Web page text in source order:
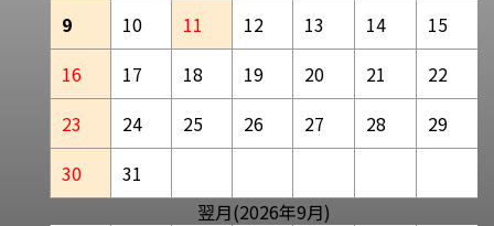
9
10 11 12 13 14
15
16
17 18 19 20 21
22
23
24 25 26 27 28
29
30
31
翌月(2026年9月)